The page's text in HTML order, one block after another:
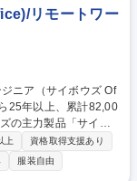
Webフロントエンドの
サービスを開発し
リモートワー
の主力製品「サイボ
します。 ・サイ
善、不具合改修 ・ユ
維持、推進 ・改善系
上
資格取得支援あり
服装自由